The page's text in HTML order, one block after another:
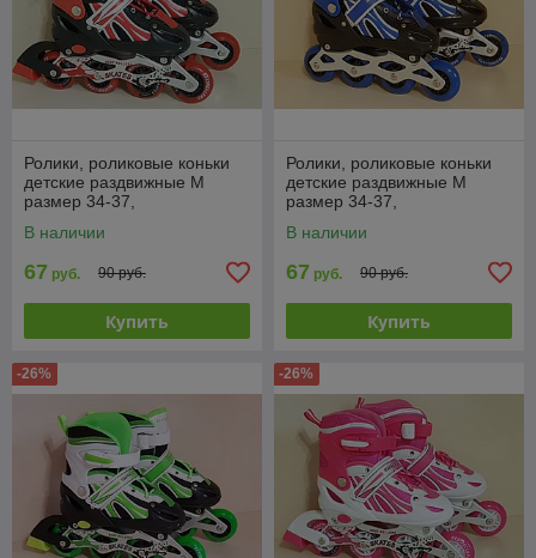
Ролики, роликовые коньки
детские раздвижные M
размер 34-37,
красные
В наличии
67 руб. 90 руб.
Купить
Ролики, роликовые коньки
детские раздвижные M
размер 34-37,
синие
В наличии
67 руб. 90 руб.
Купить
-26% -26%